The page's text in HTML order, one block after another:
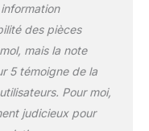
conçu
et la saveur à
des
Notre
d'extérieur est
pour être
comme wok
des pièces
mais la note
5 témoigne de la
Pour moi,
judicieux pour